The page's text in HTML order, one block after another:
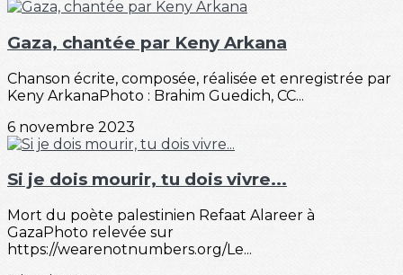
Gaza, chantée par Keny Arkana
Chanson écrite, composée, réalisée et enregistrée par
Keny ArkanaPhoto : Brahim Guedich, CC...
6 novembre 2023
Si je dois mourir, tu dois vivre...
Mort du poète palestinien Refaat Alareer à
GazaPhoto relevée sur
https://wearenotnumbers.org/Le...